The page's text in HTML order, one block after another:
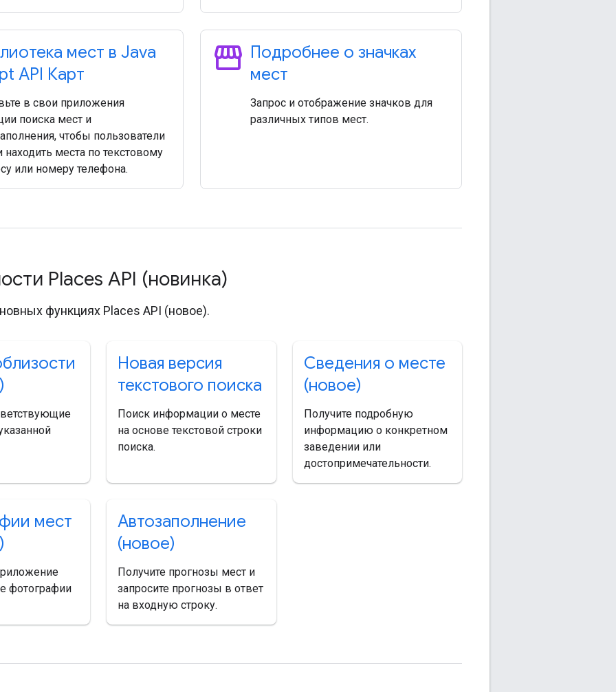
мест в Java
API Карт
в свои приложения
поиска мест и
чтобы пользователи
находить места по текстовому
или номеру телефона.
storefront Подробнее о значках
мест
Запрос и отображение значков для
различных типов мест.
Places API (новинка)
функциях Places API (новое).
Новая версия
текстового поиска
Поиск информации о месте
на основе текстовой строки
поиска.
Сведения о месте
(новое)
Получите подробную
информацию о конкретном
заведении или
достопримечательности.
мест
фотографии
Автозаполнение
(новое)
Получите прогнозы мест и
запросите прогнозы в ответ
на входную строку.